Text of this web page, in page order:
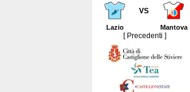
VS
Lazio Mantova
[ Precedenti ]